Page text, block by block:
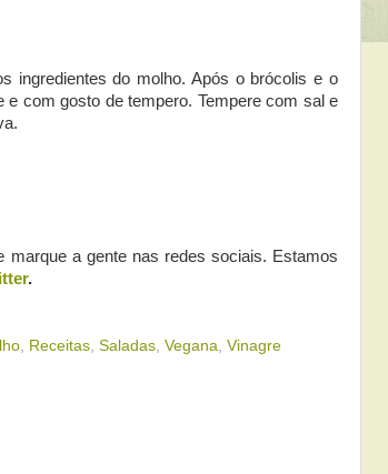
ingredientes do molho. Após o brócolis e o
e com gosto de tempero. Tempere com sal e
marque a gente nas redes sociais. Estamos
.
Receitas Saladas Vegana Vinagre